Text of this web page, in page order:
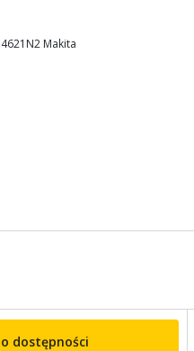
Makita
dostępności